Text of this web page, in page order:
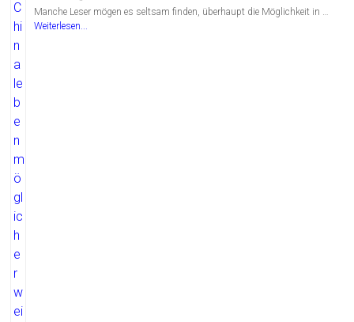
Manche Leser mögen es seltsam finden, überhaupt die Möglichkeit in …
Weiterlesen...